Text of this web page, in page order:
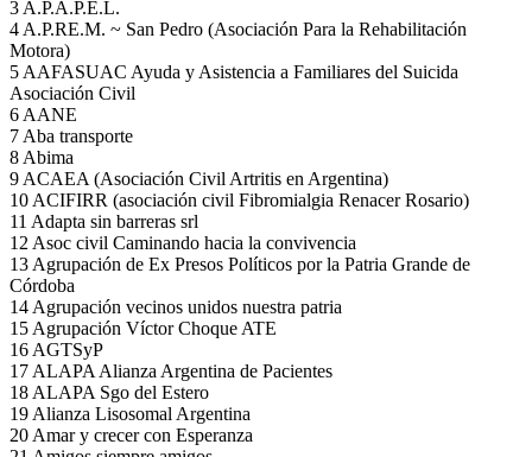
3 A.P.A.P.E.L.
4 A.P.RE.M. ~ San Pedro (Asociación Para la Rehabilitación
Motora)
5 AAFASUAC Ayuda y Asistencia a Familiares del Suicida
Asociación Civil
6 AANE
7 Aba transporte
8 Abima
9 ACAEA (Asociación Civil Artritis en Argentina)
10 ACIFIRR (asociación civil Fibromialgia Renacer Rosario)
11 Adapta sin barreras srl
12 Asoc civil Caminando hacia la convivencia
13 Agrupación de Ex Presos Políticos por la Patria Grande de
Córdoba
14 Agrupación vecinos unidos nuestra patria
15 Agrupación Víctor Choque ATE
16 AGTSyP
17 ALAPA Alianza Argentina de Pacientes
18 ALAPA Sgo del Estero
19 Alianza Lisosomal Argentina
20 Amar y crecer con Esperanza